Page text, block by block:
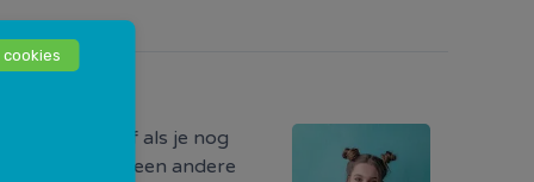
hebt of als je nog
iets, of als je een andere